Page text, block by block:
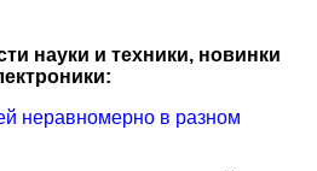
науки и техники, новинки
неравномерно в разном